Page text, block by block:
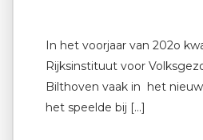
In het voorjaar van 202o
Rijksinstituut voor
Bilthoven vaak in het
het speelde bij […]